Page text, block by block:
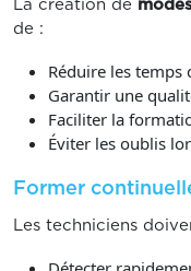
La création de
de :
Réduire les temps
Garantir une
Faciliter la
Éviter les oublis
Former
Les techniciens